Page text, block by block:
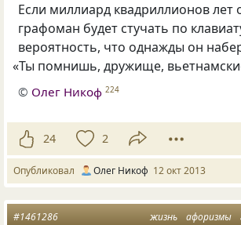
Если миллиард квадриллионов
графоман будет стучать по
вероятность, что однажды он
«Ты помнишь, дружище,
© Олег Никоф 224
24 2
Опубликовал Олег Никоф 12 окт 2013
жизнь афоризмы
#1461286